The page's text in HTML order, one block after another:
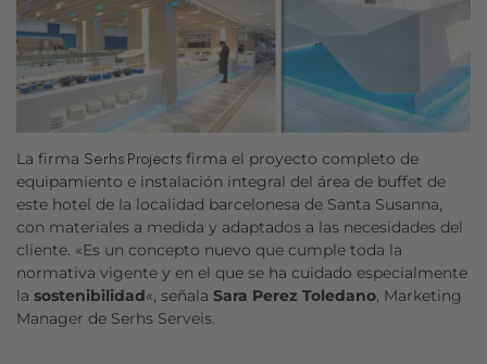
La firma Serhs Projects firma el proyecto completo de
equipamiento e instalación integral del área de buffet de
este hotel de la localidad barcelonesa de Santa Susanna,
con materiales a medida y adaptados a las necesidades del
cliente. «Es un concepto nuevo que cumple toda la
normativa vigente y en el que se ha cuidado especialmente
la sostenibilidad«, señala Sara Perez Toledano, Marketing
Manager de Serhs Serveis.